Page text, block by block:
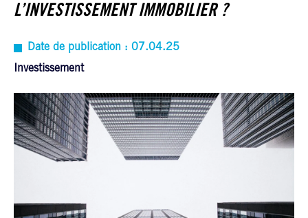
L’INVESTISSEMENT IMMOBILIER ?
Date de publication : 07.04.25
Investissement